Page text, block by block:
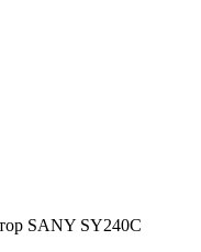
SANY SY240C